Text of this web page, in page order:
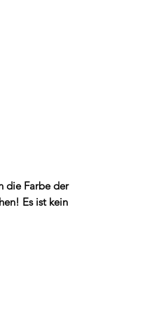
die Farbe der
Es ist kein